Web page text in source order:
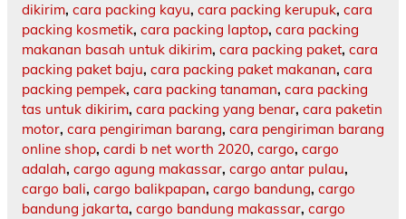
dikirim, cara packing kayu, cara packing kerupuk, cara
packing kosmetik, cara packing laptop, cara packing
makanan basah untuk dikirim, cara packing paket, cara
packing paket baju, cara packing paket makanan, cara
packing pempek, cara packing tanaman, cara packing
tas untuk dikirim, cara packing yang benar, cara paketin
motor, cara pengiriman barang, cara pengiriman barang
online shop, cardi b net worth 2020, cargo, cargo
adalah, cargo agung makassar, cargo antar pulau,
cargo bali, cargo balikpapan, cargo bandung, cargo
bandung jakarta, cargo bandung makassar, cargo